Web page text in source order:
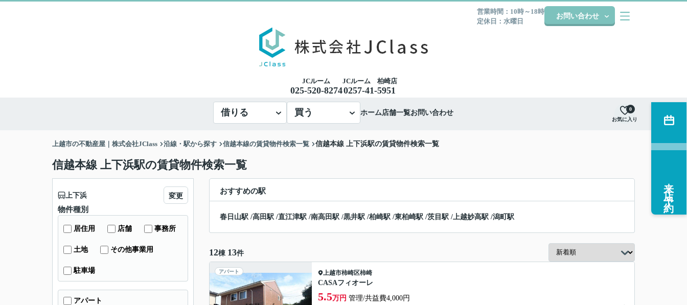
営業時間：10時～18時
定休日：水曜日
お問い合わせ
JCルーム
025-520-8274
JCルーム 柏崎店
0257-41-5951
借りる 買う ホーム店舗一覧お問い合わせ
お気に入り
0
上越市の不動産屋｜株式会社JClass 沿線・駅から探す 信越本線の賃貸物件検索一覧 信越本線 上下浜駅の賃貸物件検索一覧
信越本線 上下浜駅の賃貸物件検索一覧
おすすめの駅
春日山駅 /高田駅 /直江津駅 /南高田駅 /黒井駅 /柏崎駅 /東柏崎駅 /茨目駅 /上越妙高駅 /潟町駅
12棟 13件
アパート 上越市柿崎区柿崎
CASAフィオーレ
5.5万円 管理/共益費4,000円
上下浜 変更
物件種別
居住用 店舗 事務所
土地 その他事業用
駐車場
アパート
来店予約